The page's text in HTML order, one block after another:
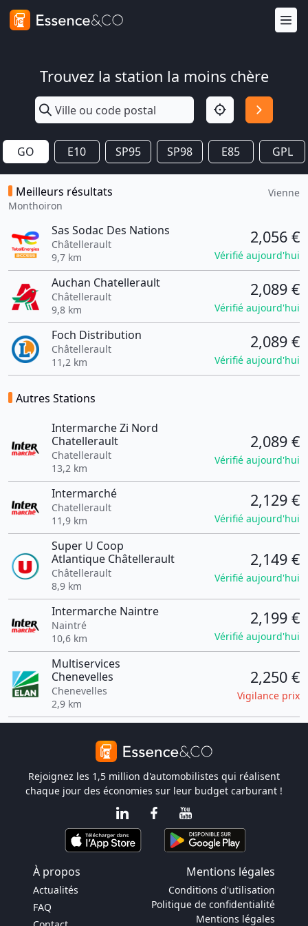
Trouvez la station la moins chère
GO E10 SP95 SP98 E85 GPL
Meilleurs résultats
Monthoiron
Vienne
Sas Sodac Des Nations
Châtellerault
9,7 km
2,056 €
Vérifié aujourd'hui
Auchan Chatellerault
Châtellerault
9,8 km
2,089 €
Vérifié aujourd'hui
Foch Distribution
Châtellerault
11,2 km
2,089 €
Vérifié aujourd'hui
Autres Stations
Intermarche Zi Nord
Chatellerault
Chatellerault
13,2 km
2,089 €
Vérifié aujourd'hui
Intermarché
Chatellerault
11,9 km
2,129 €
Vérifié aujourd'hui
Super U Coop
Atlantique Châtellerault
Châtellerault
8,9 km
2,149 €
Vérifié aujourd'hui
Intermarche Naintre
Naintré
10,6 km
2,199 €
Vérifié aujourd'hui
Multiservices
Chenevelles
Chenevelles
2,9 km
2,250 €
Vigilance prix
Rejoignez les 1,5 million d'automobilistes qui réalisent
chaque jour des économies sur leur budget carburant !
À propos Mentions légales
Actualités
FAQ
Conditions d'utilisation
Politique de confidentialité
Mentions légales